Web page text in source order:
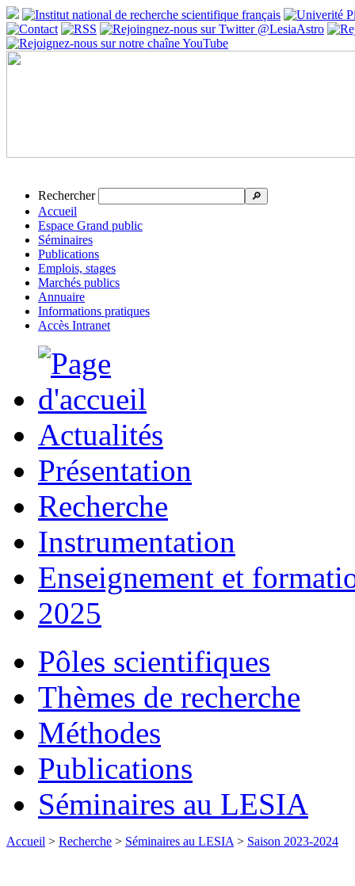
Rechercher 🔎
Accueil
Espace Grand public
Séminaires
Publications
Emplois, stages
Marchés publics
Annuaire
Informations pratiques
Accès Intranet
Actualités
Présentation
Recherche
Instrumentation
Enseignement et
2025
Pôles scientifiques
Thèmes de recherche
Méthodes
Publications
Séminaires au LESIA
Accueil > Recherche > Séminaires au LESIA > Saison 2023-2024